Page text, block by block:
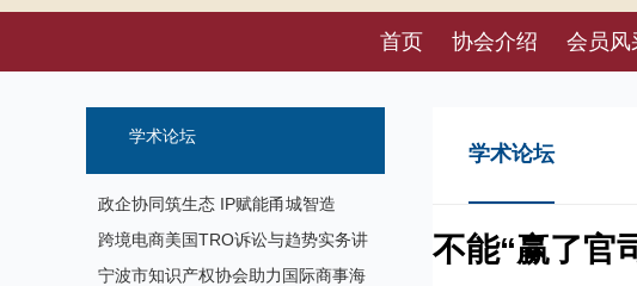
首页 协会介绍 会员风
学术论坛
政企协同筑生态 IP赋能甬城智造
——宁波市知识产权协会协办主题论
坛圆满举办
跨境电商美国TRO诉讼与趋势实务讲
座成功举办 破解企业海外维权难题
宁波市知识产权协会助力国际商事海
学术论坛
不能“赢了官